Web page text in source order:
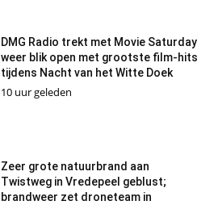
DMG Radio trekt met Movie Saturday
weer blik open met grootste film-hits
tijdens Nacht van het Witte Doek
10 uur geleden
Zeer grote natuurbrand aan
Twistweg in Vredepeel geblust;
brandweer zet droneteam in